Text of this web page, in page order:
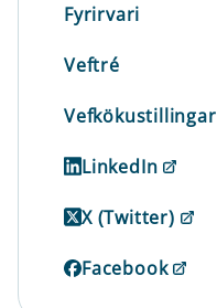
Fyrirvari
Veftré
Vefkökustillingar
LinkedIn
X (Twitter)
Facebook